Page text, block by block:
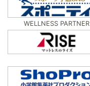
WELLNESS PARTNER